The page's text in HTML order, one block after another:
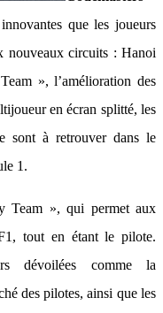
que les joueurs
nouveaux circuits : Hanoi
», l’amélioration des
en écran splitté, les
sont à retrouver dans le
1.
Team », qui permet aux
tout en étant le pilote.
dévoilées comme la
des pilotes, ainsi que les